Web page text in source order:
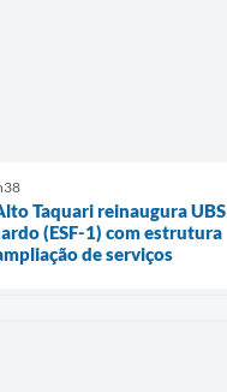
Taquari reinaugura UBS
(ESF-1) com estrutura
de serviços